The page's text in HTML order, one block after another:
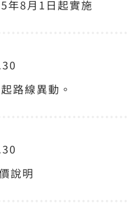
年8月1日起實施
路線異動。
說明